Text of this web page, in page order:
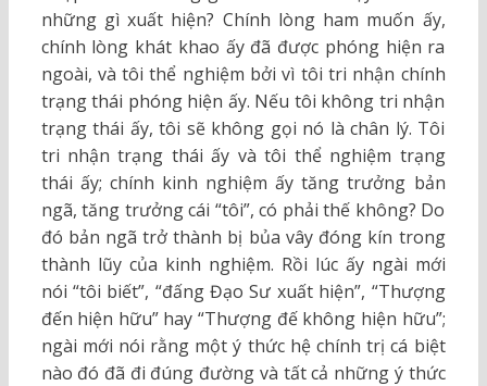
những gì xuất hiện? Chính lòng ham muốn ấy,
chính lòng khát khao ấy đã được phóng hiện ra
ngoài, và tôi thể nghiệm bởi vì tôi tri nhận chính
trạng thái phóng hiện ấy. Nếu tôi không tri nhận
trạng thái ấy, tôi sẽ không gọi nó là chân lý. Tôi
tri nhận trạng thái ấy và tôi thể nghiệm trạng
thái ấy; chính kinh nghiệm ấy tăng trưởng bản
ngã, tăng trưởng cái “tôi”, có phải thế không? Do
đó bản ngã trở thành bị bủa vây đóng kín trong
thành lũy của kinh nghiệm. Rồi lúc ấy ngài mới
nói “tôi biết”, “đấng Đạo Sư xuất hiện”, “Thượng
đến hiện hữu” hay “Thượng đế không hiện hữu”;
ngài mới nói rằng một ý thức hệ chính trị cá biệt
nào đó đã đi đúng đường và tất cả những ý thức